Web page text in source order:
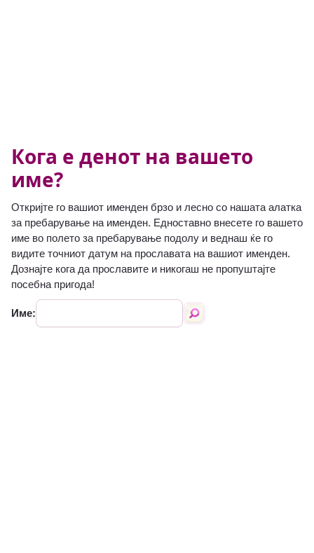
Кога е денот на вашето
име?
Откријте го вашиот именден брзо и лесно со нашата алатка
за пребарување на именден. Едноставно внесете го вашето
име во полето за пребарување подолу и веднаш ќе го
видите точниот датум на прославата на вашиот именден.
Дознајте кога да прославите и никогаш не пропуштајте
посебна пригода!
Име: